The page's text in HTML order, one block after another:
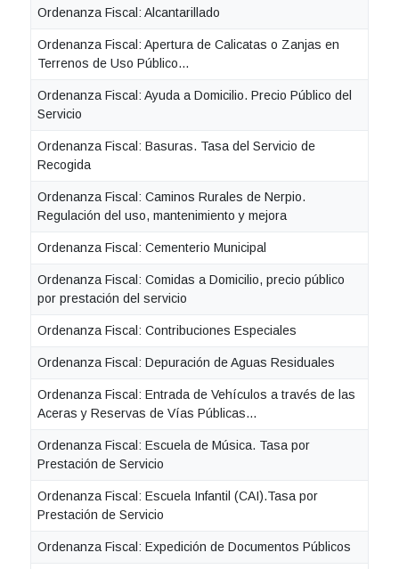
Ordenanza Fiscal: Alcantarillado
Ordenanza Fiscal: Apertura de Calicatas o Zanjas en
Terrenos de Uso Público...
Ordenanza Fiscal: Ayuda a Domicilio. Precio Público del
Servicio
Ordenanza Fiscal: Basuras. Tasa del Servicio de
Recogida
Ordenanza Fiscal: Caminos Rurales de Nerpio.
Regulación del uso, mantenimiento y mejora
Ordenanza Fiscal: Cementerio Municipal
Ordenanza Fiscal: Comidas a Domicilio, precio público
por prestación del servicio
Ordenanza Fiscal: Contribuciones Especiales
Ordenanza Fiscal: Depuración de Aguas Residuales
Ordenanza Fiscal: Entrada de Vehículos a través de las
Aceras y Reservas de Vías Públicas...
Ordenanza Fiscal: Escuela de Música. Tasa por
Prestación de Servicio
Ordenanza Fiscal: Escuela Infantil (CAI).Tasa por
Prestación de Servicio
Ordenanza Fiscal: Expedición de Documentos Públicos